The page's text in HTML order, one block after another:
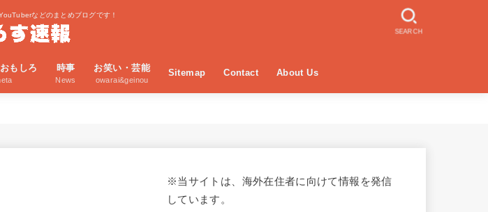
などのまとめブログです！
もしろ 時事
News
お笑い・芸能
owarai&geinou
Sitemap Contact About Us
SEARCH
※当サイトは、海外在住者に向けて情報を発信
しています。